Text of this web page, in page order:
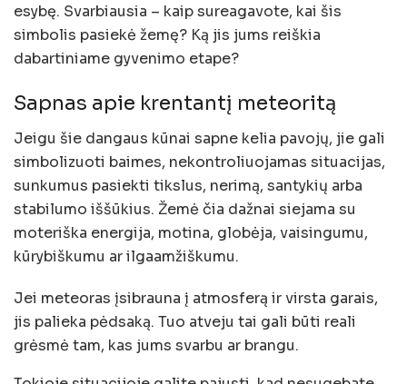
esybę. Svarbiausia – kaip sureagavote, kai šis
simbolis pasiekė žemę? Ką jis jums reiškia
dabartiniame gyvenimo etape?
Sapnas apie krentantį meteoritą
Jeigu šie dangaus kūnai sapne kelia pavojų, jie gali
simbolizuoti baimes, nekontroliuojamas situacijas,
sunkumus pasiekti tikslus, nerimą, santykių arba
stabilumo iššūkius. Žemė čia dažnai siejama su
moteriška energija, motina, globėja, vaisingumu,
kūrybiškumu ar ilgaamžiškumu.
Jei meteoras įsibrauna į atmosferą ir virsta garais,
jis palieka pėdsaką. Tuo atveju tai gali būti reali
grėsmė tam, kas jums svarbu ar brangu.